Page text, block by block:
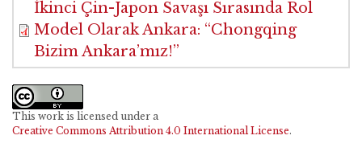
"Chongqing Bizim Ankara'mız!" (Çev. Necati
Demircan). BRIQ Kuşak ve Yol Girişimi Dergisi,
6(1), 92-103.
İkinci Çin-Japon Savaşı Sırasında Rol
Model Olarak Ankara: “Chongqing
Bizim Ankara’mız!”
This work is licensed under a
Creative Commons Attribution 4.0 International License.